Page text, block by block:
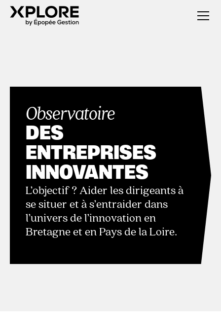
Observatoire
DES
ENTREPRISES
INNOVANTES
L’objectif ? Aider les dirigeants à
se situer et à s’entraider dans
l’univers de l’innovation en
Bretagne et en Pays de la Loire.